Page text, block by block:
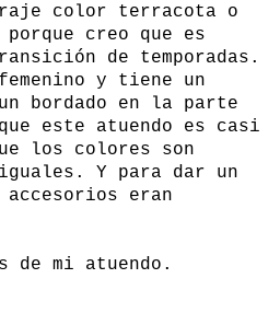
color terracota o
porque creo que es
de temporadas.
y tiene un
bordado en la parte
este atuendo es casi
los colores son
Y para dar un
eran
de mi atuendo.